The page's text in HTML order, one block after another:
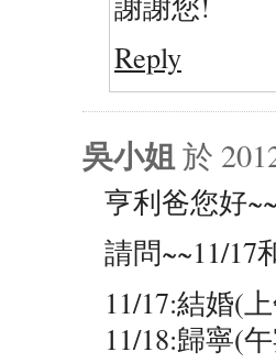
Reply
吳小姐於
亨利爸您好~~
請問~~11/17
11/17:結婚(
11/18:歸寧(